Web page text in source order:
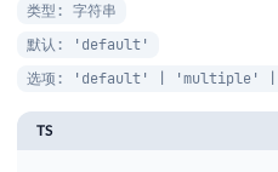
类型: 字符串
默认: 'default'
选项: 'default' | 'multiple'
TS